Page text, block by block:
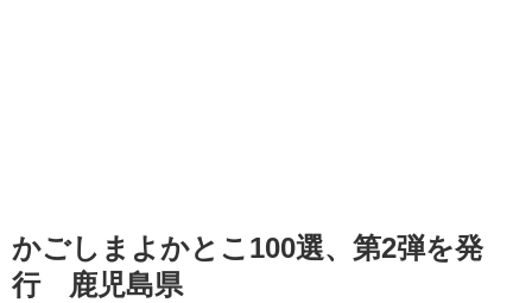
かごしまよかとこ100選、第2弾を発
行 鹿児島県